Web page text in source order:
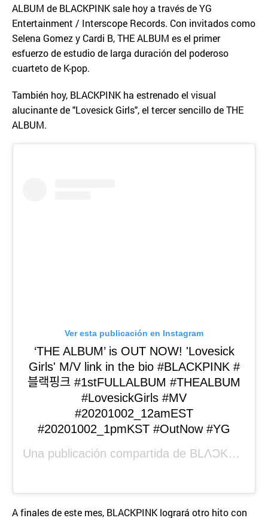
ALBUM de BLACKPINK sale hoy a través de YG
Entertainment / Interscope Records. Con invitados como
Selena Gomez y Cardi B, THE ALBUM es el primer
esfuerzo de estudio de larga duración del poderoso
cuarteto de K-pop.
También hoy, BLACKPINK ha estrenado el visual
alucinante de "Lovesick Girls", el tercer sencillo de THE
ALBUM.
Ver esta publicación en Instagram
‘THE ALBUM’ is OUT NOW! 'Lovesick
Girls' M/V link in the bio #BLACKPINK #
블랙핑크 #1stFULLALBUM #THEALBUM
#LovesickGirls #MV
#20201002_12amEST
#20201002_1pmKST #OutNow #YG
Una publicación compartida de BLΛƆKPIИK
A finales de este mes, BLACKPINK logrará otro hito con